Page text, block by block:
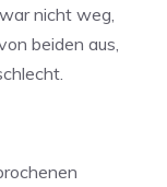
nicht weg,
beiden aus,